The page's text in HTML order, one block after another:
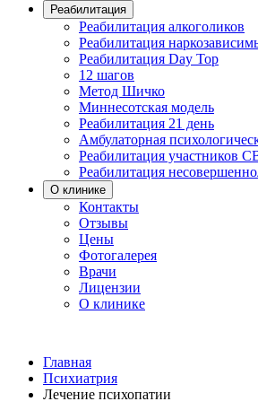
Реабилитация
Реабилитация алкоголиков
Реабилитация
Реабилитация Day Top
12 шагов
Метод Шичко
Миннесотская модель
Реабилитация 21 день
Амбулаторная
Реабилитация участников
Реабилитация
О клинике
Контакты
Отзывы
Цены
Фотогалерея
Врачи
Лицензии
О клинике
Главная
Психиатрия
Лечение психопатии